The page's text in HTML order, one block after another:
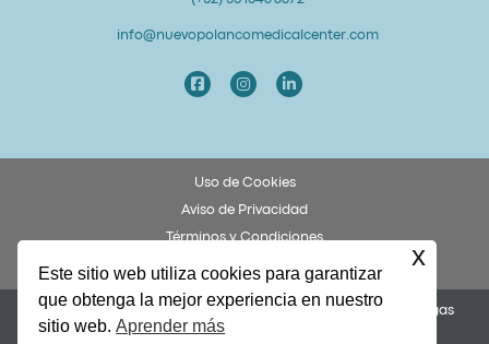
info@nuevopolancomedicalcenter.com
Uso de Cookies
Aviso de Privacidad
Términos y Condiciones
Derechos y Obligaciones del Paciente
Permiso COFEPRIS 253300201A0049. Dr. Federico Ulises Villegas
García, Cédula 8873972.
Este sitio web utiliza cookies para garantizar
que obtenga la mejor experiencia en nuestro
sitio web.Aprender más
x